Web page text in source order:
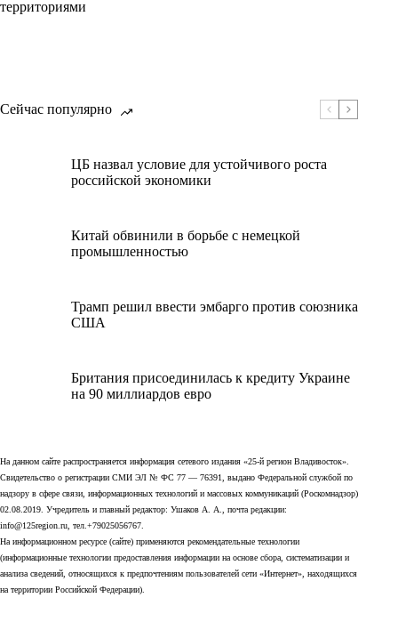
территориями
Сейчас популярно
ЦБ назвал условие для устойчивого роста
российской экономики
Китай обвинили в борьбе с немецкой
промышленностью
Трамп решил ввести эмбарго против союзника
США
Британия присоединилась к кредиту Украине
на 90 миллиардов евро
На данном сайте распространяется информация сетевого издания «25-й регион Владивосток».
Свидетельство о регистрации СМИ ЭЛ № ФС 77 — 76391, выдано Федеральной службой по
надзору в сфере связи, информационных технологий и массовых коммуникаций (Роскомнадзор)
02.08.2019. Учредитель и главный редактор: Ушаков А. А., почта редакции:
info@125region.ru, тел.+79025056767.
На информационном ресурсе (сайте) применяются рекомендательные технологии
(информационные технологии предоставления информации на основе сбора, систематизации и
анализа сведений, относящихся к предпочтениям пользователей сети «Интернет», находящихся
на территории Российской Федерации).